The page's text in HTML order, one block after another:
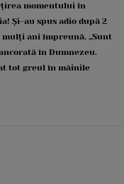
momentului în
Și-au spus adio după 2
mulți ani împreună. „Sunt
în Dumnezeu.
tot greul în mâinile